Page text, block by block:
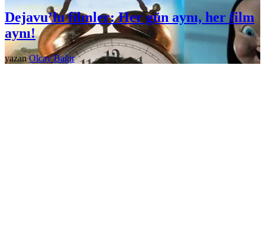
Dejavu’lu filmler: Her gün aynı, her film
aynı!
yazan Olcay Bağır